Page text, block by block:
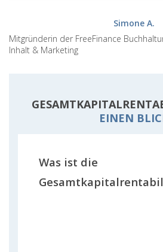
Simone A.
Mitgründerin der FreeFinance
Inhalt & Marketing
EINEN
Was ist die